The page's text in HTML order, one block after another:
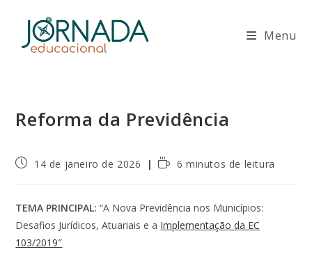
Menu
Reforma da Previdência
Post14 de janeiro de 2026
Tempo6 minutos de leitura
TEMA PRINCIPAL:“A Nova Previdência nos Municípios:
Desafios Jurídicos, Atuariais e a Implementação da EC
103/2019″